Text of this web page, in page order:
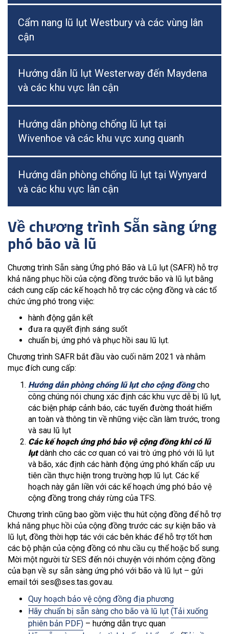
Cẩm nang lũ lụt Westbury và các vùng lân
cận
Hướng dẫn lũ lụt Westerway đến Maydena
và các khu vực lân cận
Hướng dẫn phòng chống lũ lụt tại
Wivenhoe và các khu vực xung quanh
Hướng dẫn phòng chống lũ lụt tại Wynyard
và các khu vực lân cận
Về chương trình Sẵn sàng ứng
phó bão và lũ
Chương trình Sẵn sàng Ứng phó Bão và Lũ lụt (SAFR) hỗ trợ
khả năng phục hồi của cộng đồng trước bão và lũ lụt bằng
cách cung cấp các kế hoạch hỗ trợ các cộng đồng và các tổ
chức ứng phó trong việc:
hành động gắn kết
đưa ra quyết định sáng suốt
chuẩn bị, ứng phó và phục hồi sau lũ lụt.
Chương trình SAFR bắt đầu vào cuối năm 2021 và nhằm
mục đích cung cấp:
Hướng dẫn phòng chống lũ lụt cho cộng đồng cho
công chúng nói chung xác định các khu vực dễ bị lũ lụt,
các biện pháp cảnh báo, các tuyến đường thoát hiểm
an toàn và thông tin về những việc cần làm trước, trong
và sau lũ lụt
Các kế hoạch ứng phó bảo vệ cộng đồng khi có lũ
lụtdành cho các cơ quan có vai trò ứng phó với lũ lụt
và bão, xác định các hành động ứng phó khẩn cấp ưu
tiên cần thực hiện trong trường hợp lũ lụt. Các kế
hoạch này gắn liền với các kế hoạch ứng phó bảo vệ
cộng đồng trong cháy rừng của TFS.
Chương trình cũng bao gồm việc thu hút cộng đồng để hỗ trợ
khả năng phục hồi của cộng đồng trước các sự kiện bão và
lũ lụt, đồng thời hợp tác với các bên khác để hỗ trợ tốt hơn
các bộ phận của cộng đồng có nhu cầu cụ thể hoặc bổ sung.
Mời một người từ SES đến nói chuyện với nhóm cộng đồng
của bạn về sự sẵn sàng ứng phó với bão và lũ lụt – gửi
email tới ses@ses.tas.gov.au.
Quy hoạch bảo vệ cộng đồng địa phương
Hãy chuẩn bị sẵn sàng cho bão và lũ lụt (Tải xuống
phiên bản PDF) – hướng dẫn trực quan